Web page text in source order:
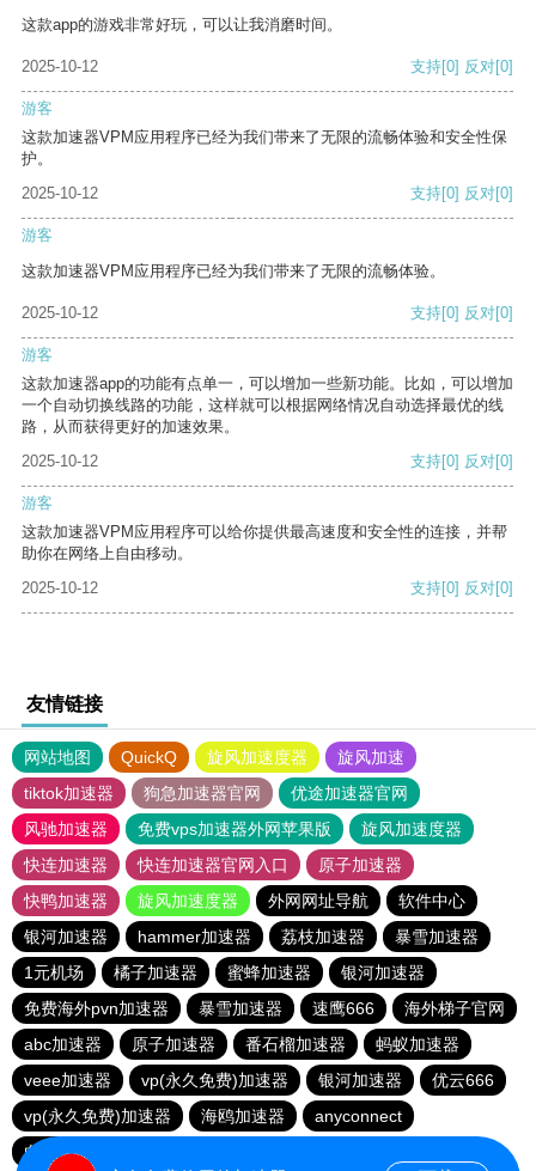
这款app的游戏非常好玩，可以让我消磨时间。
2025-10-12 支持[0] 反对[0]
游客
这款加速器VPM应用程序已经为我们带来了无限的流畅体验和安全性保
护。
2025-10-12
支持[0] 反对[0]
游客
这款加速器VPM应用程序已经为我们带来了无限的流畅体验。
2025-10-12 支持[0] 反对[0]
游客
这款加速器app的功能有点单一，可以增加一些新功能。比如，可以增加
一个自动切换线路的功能，这样就可以根据网络情况自动选择最优的线
路，从而获得更好的加速效果。
2025-10-12
支持[0] 反对[0]
游客
这款加速器VPM应用程序可以给你提供最高速度和安全性的连接，并帮
助你在网络上自由移动。
2025-10-12
支持[0] 反对[0]
友情链接
网站地图 QuickQ 旋风加速度器
旋风加速
tiktok加速器
狗急加速器官网
优途加速器官网
风驰加速器
免费vps加速器外网苹果版
旋风加速度器
快连加速器
快连加速器官网入口
原子加速器
快鸭加速器
旋风加速度器 外网网址导航
软件中心
银河加速器
hammer加速器 荔枝加速器
暴雪加速器
1元机场
橘子加速器 蜜蜂加速器
银河加速器
免费海外pvn加速器
暴雪加速器 速鹰666
海外梯子官网
abc加速器
原子加速器 番石榴加速器
蚂蚁加速器
veee加速器
vp(永久免费)加速器 银河加速器
优云666
vp(永久免费)加速器
海鸥加速器
anyconnect
白鲸加速器